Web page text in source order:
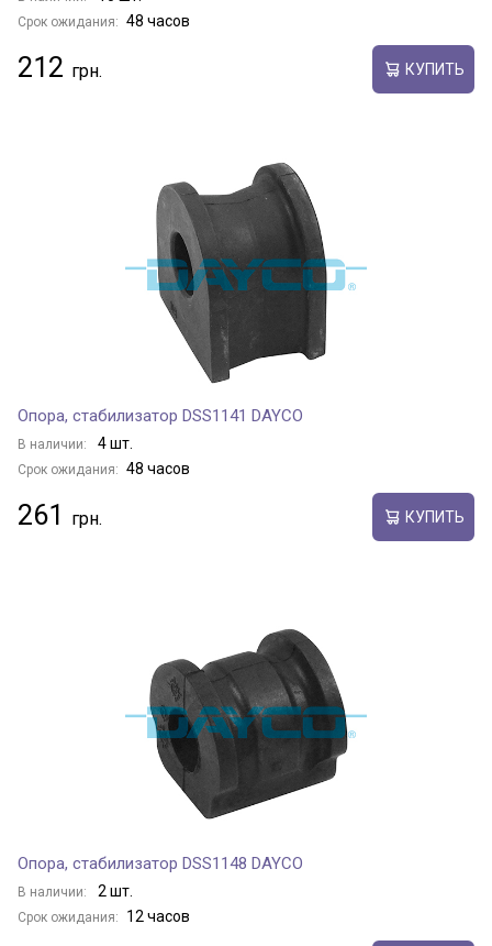
Срок ожидания: 48 часов
212 КУПИТЬ
Опора, стабилизатор DSS1141 DAYCO
В наличии: 4 шт.
Срок ожидания: 48 часов
261 КУПИТЬ
Опора, стабилизатор DSS1148 DAYCO
В наличии: 2 шт.
Срок ожидания: 12 часов